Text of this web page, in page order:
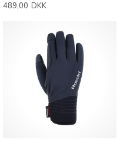
489,00 DKK